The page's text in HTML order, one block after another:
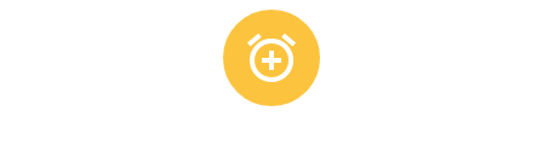

